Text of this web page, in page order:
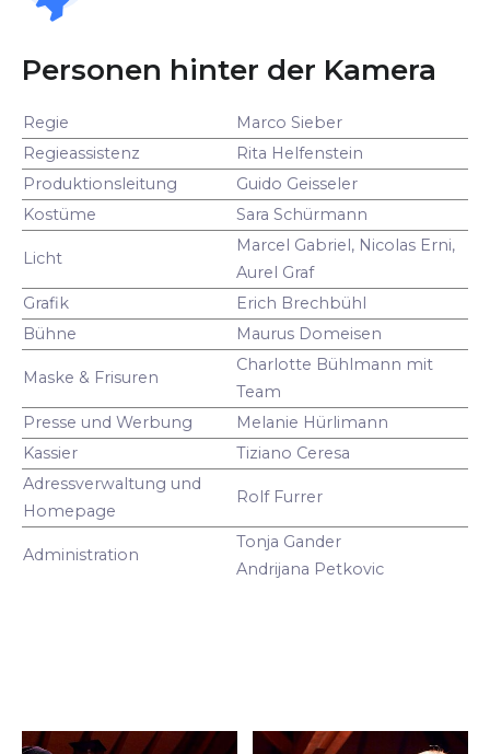
Personen hinter der Kamera
Regie
Marco Sieber
Regieassistenz
Rita Helfenstein
Produktionsleitung
Guido Geisseler
Kostüme
Sara Schürmann
Licht
Marcel Gabriel, Nicolas Erni,
Aurel Graf
Grafik
Erich Brechbühl
Bühne
Maurus Domeisen
Maske & Frisuren
Charlotte Bühlmann mit
Team
Presse und Werbung
Melanie Hürlimann
Kassier
Tiziano Ceresa
Adressverwaltung und
Homepage
Rolf Furrer
Administration
Tonja Gander
Andrijana Petkovic